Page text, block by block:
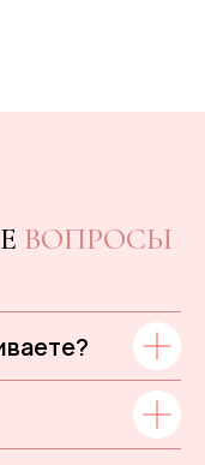
ВОПРОСЫ